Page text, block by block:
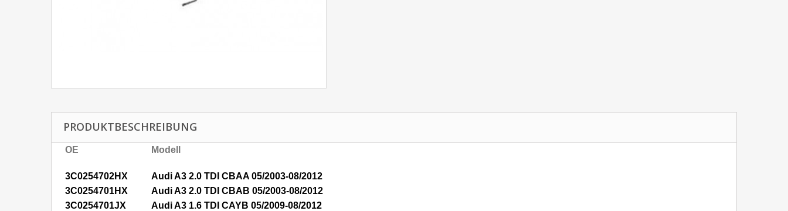
PRODUKTBESCHREIBUNG
OE Modell
3C0254702HX
Audi A3 2.0 TDI CBAA 05/2003-08/2012
3C0254701HX
Audi A3 2.0 TDI CBAB 05/2003-08/2012
3C0254701JX
Audi A3 1.6 TDI CAYB 05/2009-08/2012